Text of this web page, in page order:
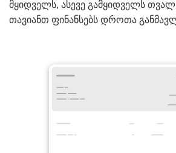
მყიდველს, ასევე გამყიდველს
თავიანთ ფინანსებს დროთა